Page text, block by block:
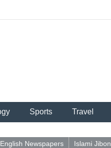
Sports Travel
English Newspapers Islami Jibon